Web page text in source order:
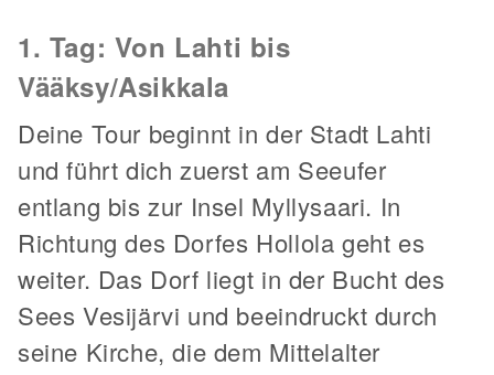
1. Tag: Von Lahti bis
Vääksy/Asikkala
Deine Tour beginnt in der Stadt Lahti
und führt dich zuerst am Seeufer
entlang bis zur Insel Myllysaari. In
Richtung des Dorfes Hollola geht es
weiter. Das Dorf liegt in der Bucht des
Sees Vesijärvi und beeindruckt durch
seine Kirche, die dem Mittelalter